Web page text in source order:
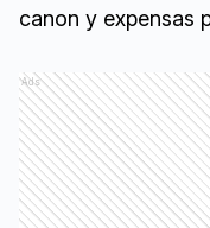
canon y expensas
Ads